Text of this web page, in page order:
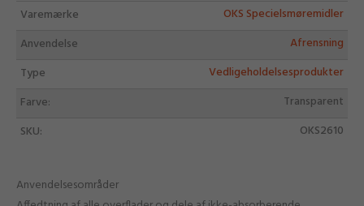
Varemærke
OKS Specielsmøremidler
Anvendelse
Afrensning
Type
Vedligeholdelsesprodukter
Farve:
Transparent
SKU:
OKS2610
Anvendelsesområder